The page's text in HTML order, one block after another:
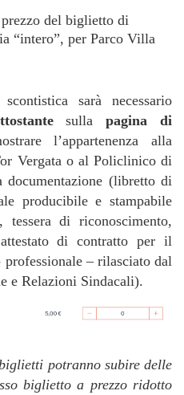
del biglietto di
“intero”, per Parco Villa
sarà necessario
sullapagina di
l’appartenenza alla
Vergata o al Policlinico di
documentazione (libretto di
producibile e stampabile
tessera di riconoscimento,
di contratto per il
– rilasciato dal
e Relazioni Sindacali).
potranno subire delle
biglietto a prezzo ridotto